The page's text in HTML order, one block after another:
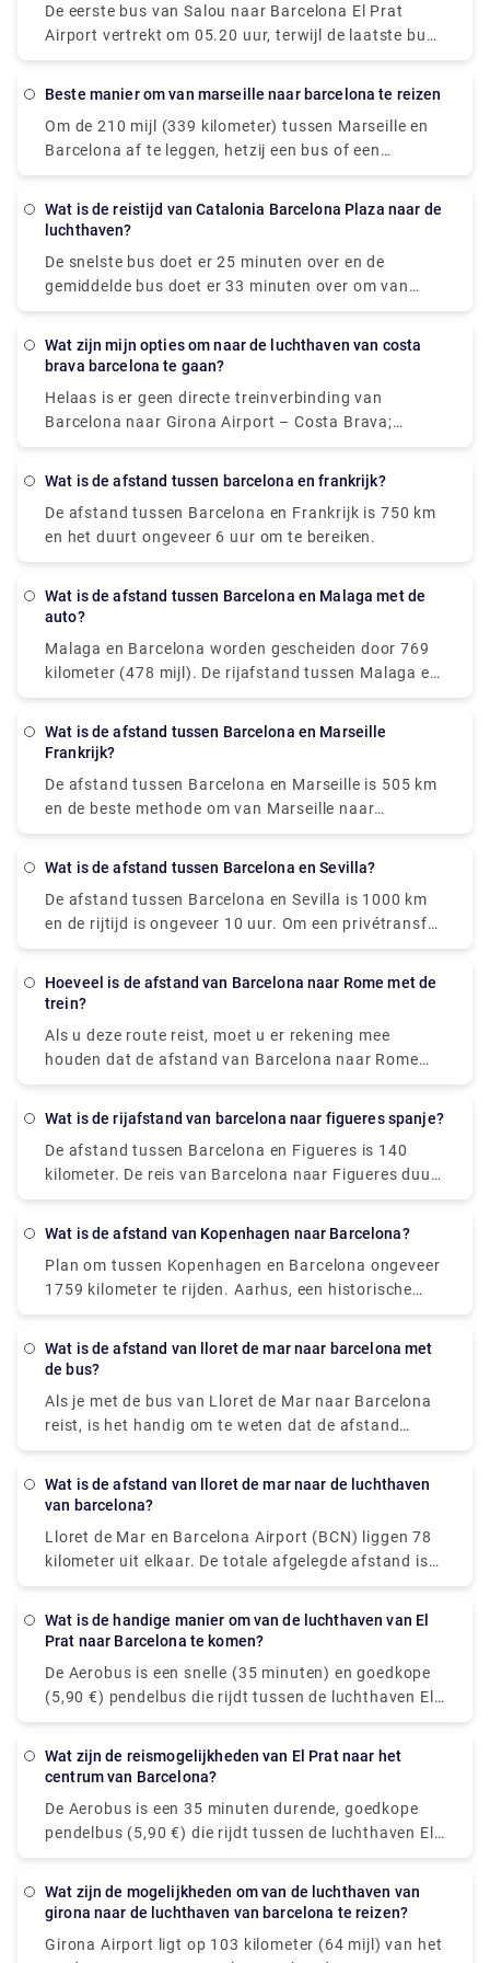
een bloeiend studentenleven, wat ze op zichzelf al
zullen je geen tijd besparen. Als je niet langs de
route wilt stoppen, is vliegen zeker de beste optie.
De eerste bus van Salou naar Barcelona El Prat
Airport vertrekt om 05.20 uur, terwijl de laatste bus
om 16.30 uur vertrekt. Online kunt u de meest
reserveren om de bus te nemen voor deze reis. U
kunt ook privétransfers boeken voor een
gemakkelijke en ontspannende service! Neem nu een
kijkje bij Rydeu!
beste manier om van marseille naar barcelona te reizen
Om de 210 mijl (339 kilometer) tussen Marseille en
Barcelona af te leggen, hetzij een bus of een
vliegtuig. Als tijd essentieel is, is een vlucht met een
alternatief; als de kosten belangrijker zijn, is een bus
Flixbus of Vueling zijn twee van de meest populaire
reisorganisaties die deze service aanbieden. Vanuit
vliegtuig naar Barcelona nemen.
Wat is de reistijd van Catalonia Barcelona Plaza naar de
luchthaven?
De snelste bus doet er 25 minuten over en de
gemiddelde bus doet er 33 minuten over om van
Plaça Catalunya naar Barcelona Airport (BCN) te
Barcelona Airport rijdt meerdere keren per dag
reistijden langer zijn.
Wat zijn mijn opties om naar de luchthaven van costa
brava barcelona te gaan?
Helaas is er geen directe treinverbinding van
Barcelona naar Girona Airport – Costa Brava;
daarom moet u eerst naar het stadscentrum van
de luchthaven nemen. Als gevolg hiervan kan de reis
tot 2 uur duren, waardoor de trein een ongeschikt
vervoermiddel is.
Wat is de afstand tussen barcelona en frankrijk?
De afstand tussen Barcelona en Frankrijk is 750 km
en het duurt ongeveer 6 uur om te bereiken.
Wat is de afstand tussen Barcelona en Malaga met de
auto?
Malaga en Barcelona worden gescheiden door 769
kilometer (478 mijl). De rijafstand tussen Malaga en
Barcelona is daarentegen 999 kilometer (621 mijl).
Wat is de afstand tussen Barcelona en Marseille
Frankrijk?
De afstand tussen Barcelona en Marseille is 505 km
en de beste methode om van Marseille naar
Barcelona te gaan is met het vliegtuig, dat 2 uur en
Wat is de afstand tussen Barcelona en Sevilla?
De afstand tussen Barcelona en Sevilla is 1000 km
en de rijtijd is ongeveer 10 uur. Om een privétransfer
te boeken, kom vandaag nog naar Rydeu!
Hoeveel is de afstand van Barcelona naar Rome met de
trein?
Als u deze route reist, moet u er rekening mee
houden dat de afstand van Barcelona naar Rome
met de trein ongeveer 859 km is.
Wat is de rijafstand van barcelona naar figueres spanje?
De afstand tussen Barcelona en Figueres is 140
kilometer. De reis van Barcelona naar Figueres duurt
ongeveer 1 uur en 28 meter.
Wat is de afstand van Kopenhagen naar Barcelona?
Plan om tussen Kopenhagen en Barcelona ongeveer
1759 kilometer te rijden. Aarhus, een historische
stad aan de oostkust van Jutland (het westelijke
populaire dagtochten vanuit Kopenhagen.
Wat is de afstand van lloret de mar naar barcelona met
de bus?
Als je met de bus van Lloret de Mar naar Barcelona
reist, is het handig om te weten dat de afstand
tussen de twee steden ongeveer 66 kilometer is.
stressvrije reiservaring te hebben met eenvoud en
privévervoer.
Wat is de afstand van lloret de mar naar de luchthaven
van barcelona?
Lloret de Mar en Barcelona Airport (BCN) liggen 78
kilometer uit elkaar. De totale afgelegde afstand is
90,4 kilometer. Het boeken van een shuttle of
Barcelona is een uitstekend idee. Het is vooral
vliegen. De transferrit naar de luchthaven van
Barcelona duurt ongeveer een uur en kost EUR 158.
en ontspannende service! Neem nu een kijkje bij
Rydeu!
Wat is de handige manier om van de luchthaven van El
Prat naar Barcelona te komen?
De Aerobus is een snelle (35 minuten) en goedkope
(5,90 €) pendelbus die rijdt tussen de luchthaven El
Prat van Barcelona (Terminals 1 en 2) en het
bestaat uit drie haltes op de belangrijkste locaties
Universitat. De Aerobus rijdt het hele jaar door, met
een vertrek om de 5 minuten. Houd er rekening mee
en A2. De eerste bevindt zich aan het begin van
Terminal 1, terwijl de tweede zich aan het begin van
Terminal 2 bevindt. Dit is een belangrijk onderscheid
Wat zijn de reismogelijkheden van El Prat naar het
centrum van Barcelona?
De Aerobus is een 35 minuten durende, goedkope
pendelbus (5,90 €) die rijdt tussen de luchthaven El
Prat (Terminals 1 en 2) en het stadscentrum van
in Barcelona zijn inbegrepen op de route: Pl
Aerobus is het hele jaar beschikbaar, met een pauze
Wat zijn de mogelijkheden om van de luchthaven van
girona naar de luchthaven van barcelona te reizen?
Girona Airport ligt op 103 kilometer (64 mijl) van het